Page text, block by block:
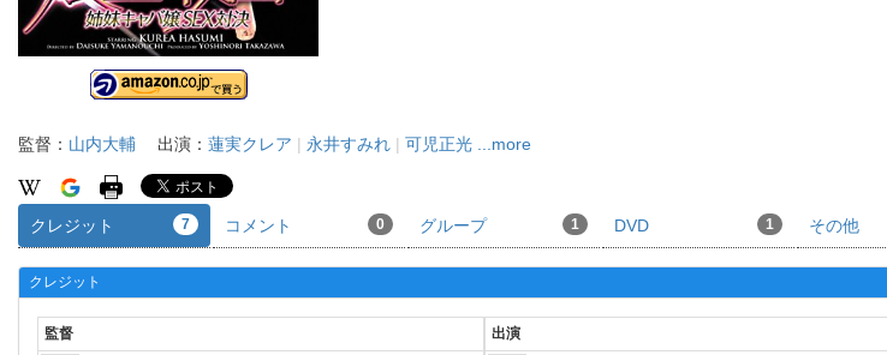
監督： 山内大輔 出演： 蓮実クレア | 永井すみれ | 可児正光 ...more
クレジット 7 コメント 0 グループ 1 DVD 1 その他
クレジット
監督 出演